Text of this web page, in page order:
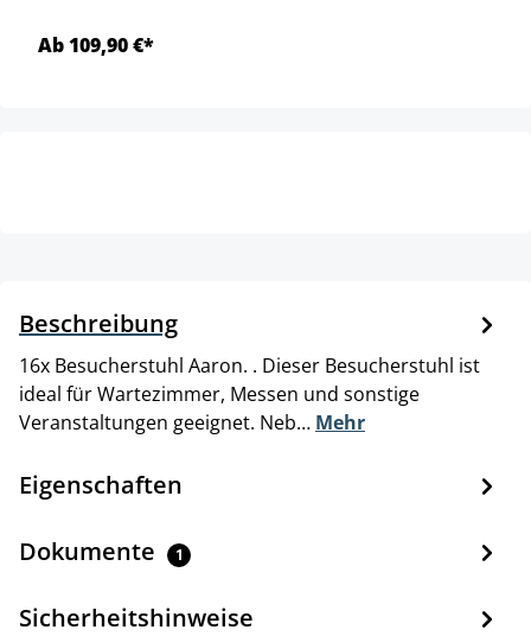
Ab 109,90 €*
Beschreibung
16x Besucherstuhl Aaron. . Dieser Besucherstuhl ist
ideal für Wartezimmer, Messen und sonstige
Veranstaltungen geeignet. Neb… Mehr
Eigenschaften
Dokumente 1
Sicherheitshinweise